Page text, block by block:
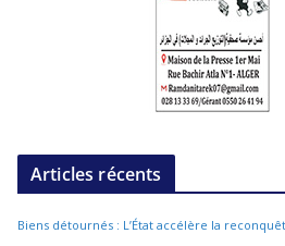
Articles récents
Biens détournés : L’État accélère la